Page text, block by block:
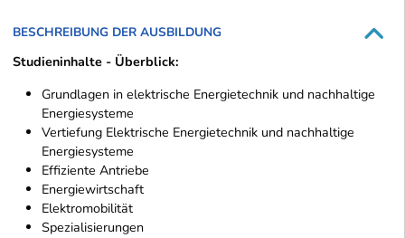
BESCHREIBUNG DER AUSBILDUNG
Studieninhalte - Überblick:
Grundlagen in elektrische Energietechnik und nachhaltige
Energiesysteme
Vertiefung Elektrische Energietechnik und nachhaltige
Energiesysteme
Effiziente Antriebe
Energiewirtschaft
Elektromobilität
Spezialisierungen